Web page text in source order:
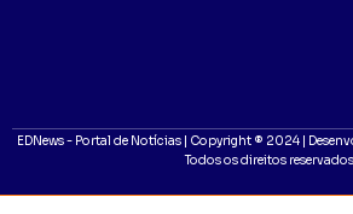
EDNews - Portal de Notícias | Copyright ® 2024 |
Todos os direitos